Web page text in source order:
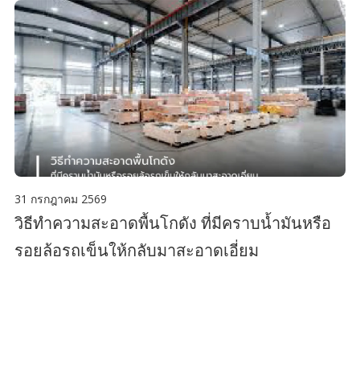
31 กรกฎาคม 2569
วิธีทำความสะอาดพื้นโกดัง ที่มีคราบน้ำมันหรือ
รอยล้อรถเข็นให้กลับมาสะอาดเอี่ยม